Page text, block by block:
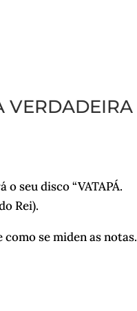
VERDADEIRA
seu disco “VATAPÁ.
Rei).
se miden as notas.